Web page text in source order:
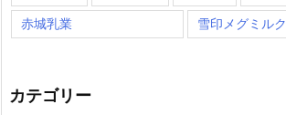
赤城乳業 雪印メグミルク
カテゴリー